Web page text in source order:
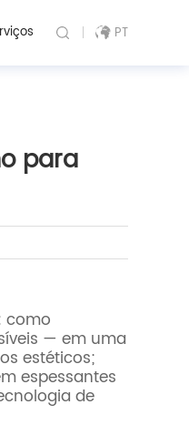
PT
para
como
— em uma
estéticos;
espessantes
de